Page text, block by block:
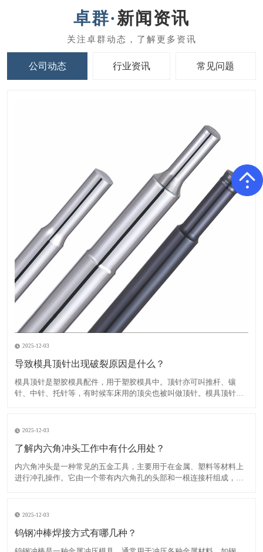
新闻资讯
公司动态 行业资讯 常见问题
2025-12-03
导致模具顶针出现破裂原因是什么？
​模具顶针是塑胶模具配件，用于塑胶模具中。顶针亦可叫推杆、镶
针、中针、托针等，有时候车床用的顶尖也被叫做顶针。模具顶针出
接影响顶针的强度，导致断裂。​2、顶针设计不合理：如果模具
2025-12-03
了解内六角冲头工作中有什么用处？
​内六角冲头是一种常见的五金工具，主要用于在金属、塑料等材料上
进行冲孔操作。它由一个带有内六角孔的头部和一根连接杆组成，连
冲头、圆头内六角冲头、沉头内六角冲头等。根据连接杆的不同，
2025-12-03
钨钢冲棒焊接方式有哪几种？